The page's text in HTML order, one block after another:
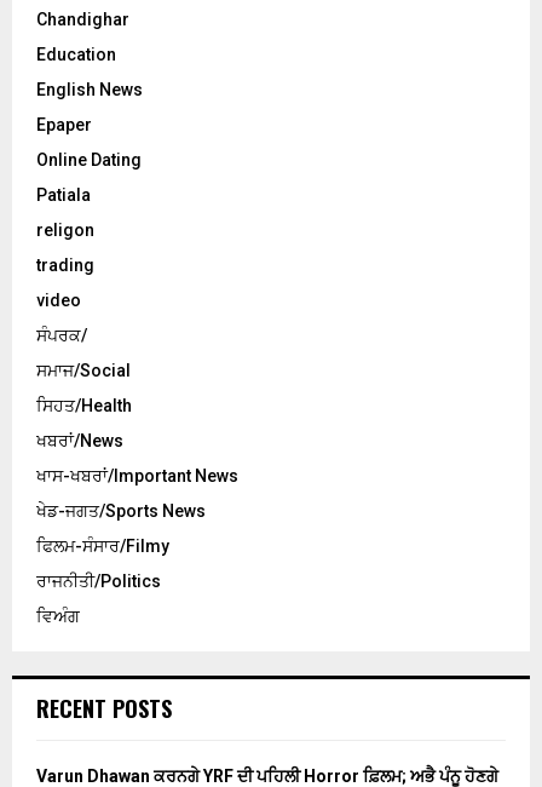
Chandighar
Education
English News
Epaper
Online Dating
Patiala
religon
trading
video
ਸੰਪਰਕ/
ਸਮਾਜ/Social
ਸਿਹਤ/Health
ਖਬਰਾਂ/News
ਖਾਸ-ਖਬਰਾਂ/Important News
ਖੇਡ-ਜਗਤ/Sports News
ਫਿਲਮ-ਸੰਸਾਰ/Filmy
ਰਾਜਨੀਤੀ/Politics
ਵਿਅੰਗ
RECENT POSTS
Varun Dhawan ਕਰਨਗੇ YRF ਦੀ ਪਹਿਲੀ Horror ਫ਼ਿਲਮ; ਅਭੈ ਪੰਨੂ ਹੋਣਗੇ